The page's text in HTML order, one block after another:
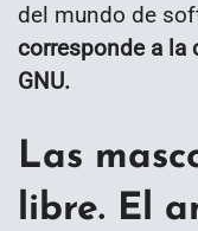
del mundo de
corresponde a la
GNU.
Las
libre. El